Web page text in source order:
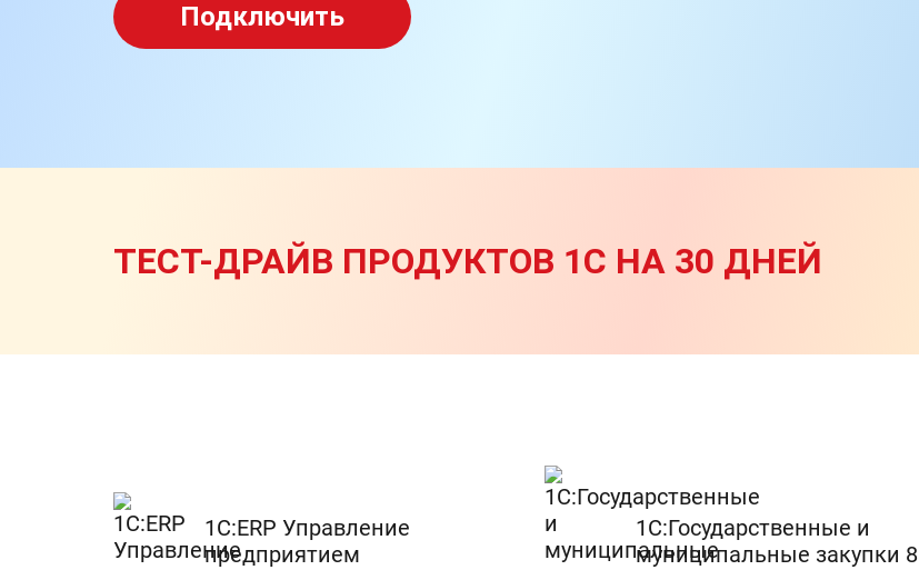
Подключить
ТЕСТ-ДРАЙВ ПРОДУКТОВ 1С НА 30 ДНЕЙ
1С:ERP Управление
предприятием
1С:Государственные и
муниципальные закупки 8